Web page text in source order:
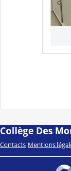
Collège Des
Contacts Mentions